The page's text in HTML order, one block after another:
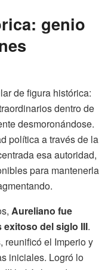
genio
de figura histórica:
dentro de
desmoronándose.
política a través de la
esa autoridad,
para mantenerla
Aureliano fue
exitoso del siglo III.
reunificó el Imperio y
iniciales. Logró lo